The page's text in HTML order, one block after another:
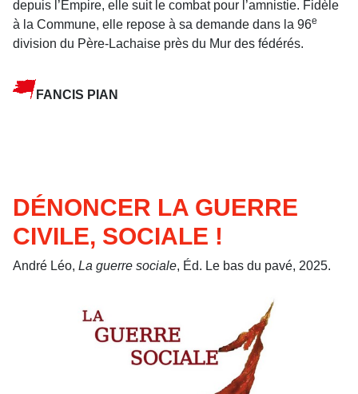
depuis l’Empire, elle suit le combat pour l’amnistie. Fidèle
à la Commune, elle repose à sa demande dans la 96e
division du Père-Lachaise près du Mur des fédérés.
FANCIS PIAN
DÉNONCER LA GUERRE
CIVILE, SOCIALE !
André Léo, La guerre sociale, Éd. Le bas du pavé, 2025.